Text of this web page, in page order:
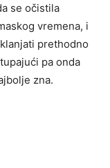
se očistila
vremena, i
prethodno
pa onda
zna.